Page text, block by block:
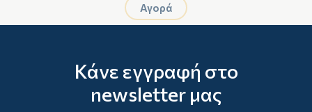
Αγορά
Κάνε εγγραφή στο
newsletter μας